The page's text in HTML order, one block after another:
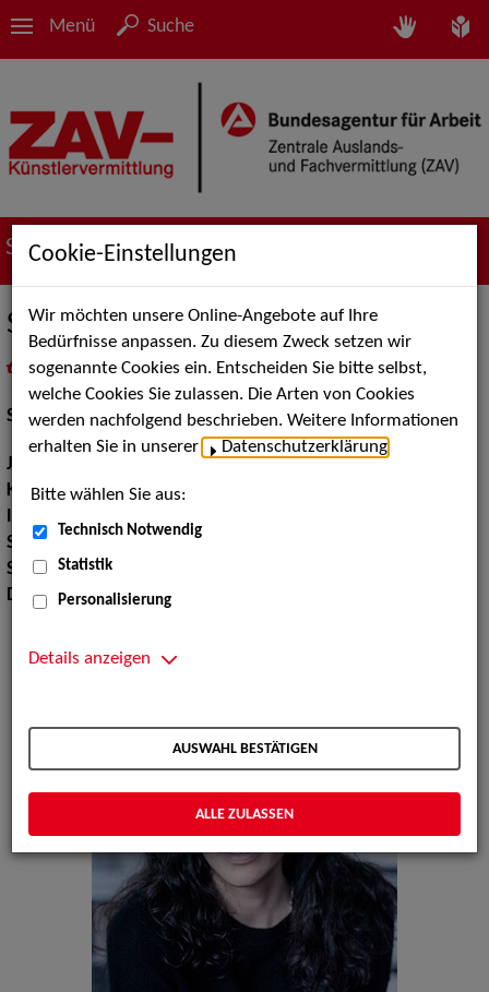
Menü Suche
Suche nach Künstler*innen
Sandrine Zenner
als PDF speichern
inMeine Merklistelegen
Schauspiel:Bühne
Jahrgang:
Körpergröße:173 cm
Instrument:
Sport:
Sprachen:Englisch, Französisch, Spanisch
Dialekte:Berlinerisch, Saarländisch
Cookie-Einstellungen
Wir möchten unsere Online-Angebote auf Ihre
Bedürfnisse anpassen. Zu diesem Zweck setzen wir
sogenannte Cookies ein. Entscheiden Sie bitte selbst,
welche Cookies Sie zulassen. Die Arten von Cookies
werden nachfolgend beschrieben. Weitere Informationen
erhalten Sie in unserer
Datenschutzerklärung
Bitte wählen Sie aus:
Technisch Notwendig
Statistik
Personalisierung
Details anzeigen
AUSWAHL BESTÄTIGEN
ALLE ZULASSEN